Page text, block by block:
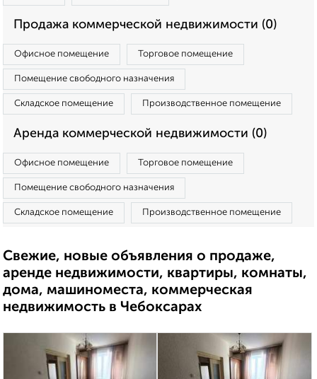
Продажа коммерческой недвижимости (0)
Офисное помещение Торговое помещение
Помещение свободного назначения
Складское помещение Производственное помещение
Аренда коммерческой недвижимости (0)
Офисное помещение Торговое помещение
Помещение свободного назначения
Складское помещение Производственное помещение
Свежие, новые объявления о продаже,
аренде недвижимости, квартиры, комнаты,
дома, машиноместа, коммерческая
недвижимость в Чебоксарах